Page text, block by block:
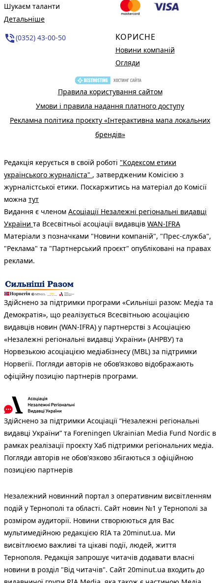
Шукаєм таланти
Детальніше
phone_in_talk(0352) 43-00-50 КОРИСНЕ
Новини компаній
Огляди
Правила користування сайтом
Умови і правила надання платного доступу
Рекламна політика проєкту «Інтерактивна мапа локальних
брендів»
Редакція керується в своїй роботі "Кодексом етики
українського журналіста" , затвердженим Комісією з
журналістської етики. Поскаржитись на матеріал до Комісії
можна тут
Видання є членом Асоціації Незалежні регіональні видавці
України та Всесвітньої асоціації видавців WAN-IFRA
Матеріали з позначками "Новини компаній", "Прес-служба",
"Реклама" та "Партнерський проєкт" опубліковані на правах
реклами.
Здійснено за підтримки програми «Сильніші разом: Медіа та
Демократія», що реалізується Всесвітньою асоціацією
видавців новин (WAN-IFRA) у партнерстві з Асоціацією
«Незалежні регіональні видавці України» (АНРВУ) та
Норвезькою асоціацією медіабізнесу (MBL) за підтримки
Норвегії. Погляди авторів не обов’язково відображають
офіційну позицію партнерів програми.
Здійснено за підтримки Асоціації “Незалежні регіональні
видавці України” та Foreningen Ukrainian Media Fund Nordic в
рамках реалізації проєкту Хаб підтримки регіональних медіа.
Погляди авторів не обов'язково збігаються з офіційною
позицією партнерів
Незалежний новинний портал з оперативним висвітленням
подій у Тернополі та області. Сайт новин №1 у Тернополі за
розміром аудиторії. Новини створюються для Вас
мультимедійною редакцією RIA та 20minut.ua. Ми
висвітлюємо важливі та цікаві події, людей, життя
Тернополя. Редакція запрошує читачів додавати власні
новини в розділ "Від читачів". Сайт 20minut.ua входить до